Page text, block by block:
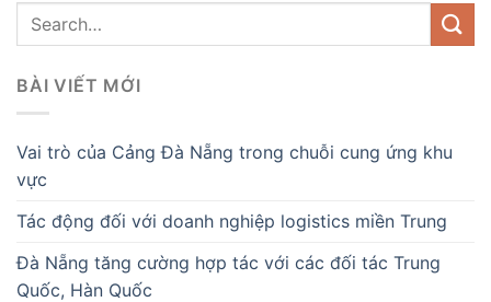
BÀI VIẾT MỚI
Vai trò của Cảng Đà Nẵng trong chuỗi cung ứng khu
vực
Tác động đối với doanh nghiệp logistics miền Trung
Đà Nẵng tăng cường hợp tác với các đối tác Trung
Quốc, Hàn Quốc